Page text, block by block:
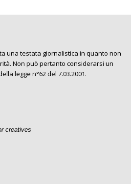
una testata giornalistica in quanto non
Non può pertanto considerarsi un
legge n°62 del 7.03.2001.
creatives